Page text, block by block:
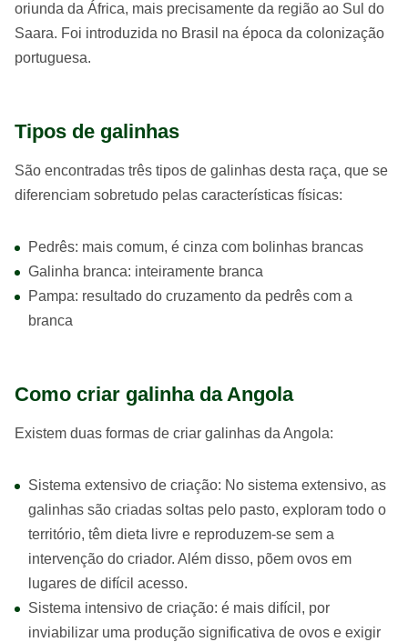
oriunda da África, mais precisamente da região ao Sul do
Saara. Foi introduzida no Brasil na época da colonização
portuguesa.
Tipos de galinhas
São encontradas três tipos de galinhas desta raça, que se
diferenciam sobretudo pelas características físicas:
Pedrês: mais comum, é cinza com bolinhas brancas
Galinha branca: inteiramente branca
Pampa: resultado do cruzamento da pedrês com a
branca
Como criar galinha da Angola
Existem duas formas de criar galinhas da Angola:
Sistema extensivo de criação: No sistema extensivo, as
galinhas são criadas soltas pelo pasto, exploram todo o
território, têm dieta livre e reproduzem-se sem a
intervenção do criador. Além disso, põem ovos em
lugares de difícil acesso.
Sistema intensivo de criação: é mais difícil, por
inviabilizar uma produção significativa de ovos e exigir